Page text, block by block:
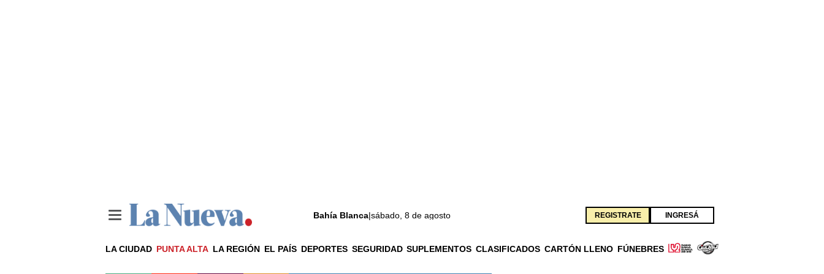
Bahía Blanca|sábado, 8 de agosto REGISTRATE INGRESÁ
LA CIUDAD PUNTA ALTA LA REGIÓN EL PAÍS DEPORTES SEGURIDAD SUPLEMENTOS CLASIFICADOS CARTÓN LLENO FÚNEBRES